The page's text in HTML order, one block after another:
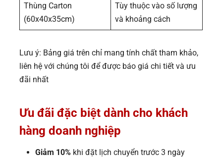
Thùng Carton
(60x40x35cm)
Tùy thuộc vào số lượng
và khoảng cách
Lưu ý: Bảng giá trên chỉ mang tính chất tham khảo,
liên hệ với chúng tôi để được báo giá chi tiết và ưu
đãi nhất
Ưu đãi đặc biệt dành cho khách
hàng doanh nghiệp
Giảm 10% khi đặt lịch chuyển trước 3 ngày